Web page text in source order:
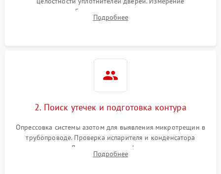
сопротивления обмоток мотора, проверка термостата и
считывание кодов ошибок с электронного дисплея.
Подробнее
2. Поиск утечек и подготовка контура
Опрессовка системы азотом для выявления микротрещин в
трубопроводе. Проверка испарителя и конденсатора
течеискателем. Демонтаж старого фильтра-осушителя и
продувка капиллярной трубки для устранения засоров.
Подробнее